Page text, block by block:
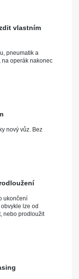
vlastním
pneumatik a
operák nakonec
nový vůz. Bez
ukončení
lze od
nebo prodloužit